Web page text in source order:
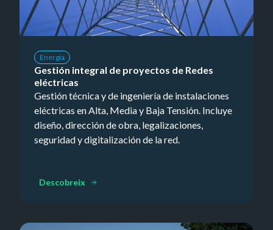
Energia
Gestión integral de proyectos de Redes
eléctricas
Gestión técnica y de ingeniería de instalaciones
eléctricas en Alta, Media y Baja Tensión. Incluye
diseño, dirección de obra, legalizaciones,
seguridad y digitalización de la red.
Descobreix